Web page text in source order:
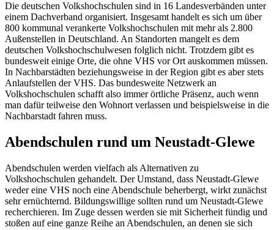
Die deutschen Volkshochschulen sind in 16 Landesverbänden unter
einem Dachverband organisiert. Insgesamt handelt es sich um über
800 kommunal verankerte Volkshochschulen mit mehr als 2.800
Außenstellen in Deutschland. An Standorten mangelt es dem
deutschen Volkshochschulwesen folglich nicht. Trotzdem gibt es
bundesweit einige Orte, die ohne VHS vor Ort auskommen müssen.
In Nachbarstädten beziehungsweise in der Region gibt es aber stets
Anlaufstellen der VHS. Das bundesweite Netzwerk an
Volkshochschulen schafft also immer örtliche Präsenz, auch wenn
man dafür teilweise den Wohnort verlassen und beispielsweise in die
Nachbarstadt fahren muss.
Abendschulen rund um Neustadt-Glewe
Abendschulen werden vielfach als Alternativen zu
Volkshochschulen gehandelt. Der Umstand, dass Neustadt-Glewe
weder eine VHS noch eine Abendschule beherbergt, wirkt zunächst
sehr ernüchternd. Bildungswillige sollten rund um Neustadt-Glewe
recherchieren. Im Zuge dessen werden sie mit Sicherheit fündig und
stoßen auf eine ganze Reihe an Abendschulen, an denen sie sich